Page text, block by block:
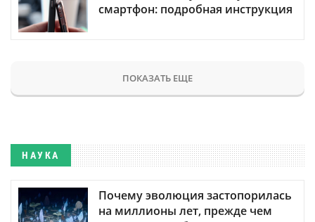
смартфон: подробная инструкция
ПОКАЗАТЬ ЕЩЕ
НАУКА
Почему эволюция застопорилась
на миллионы лет, прежде чем